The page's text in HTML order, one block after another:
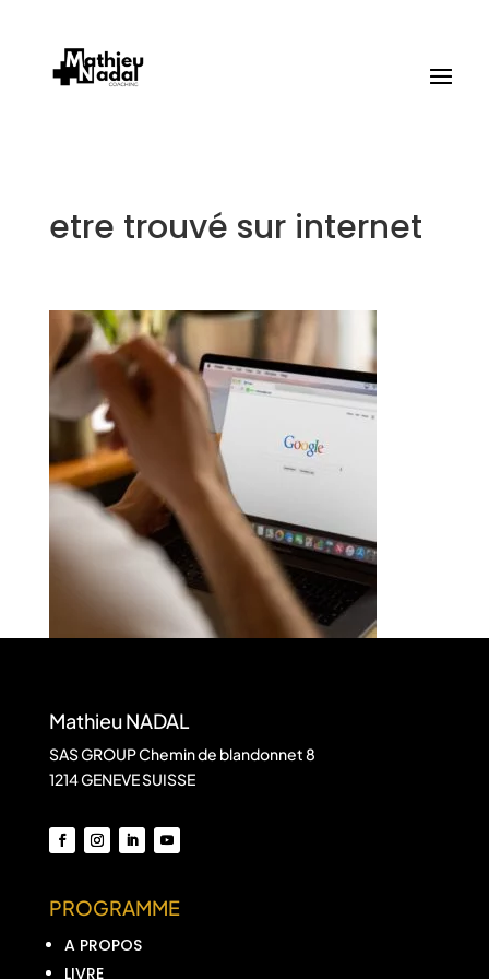
etre trouvé sur internet
Mathieu NADAL
SAS GROUP Chemin de blandonnet 8
1214 GENEVE SUISSE
PROGRAMME
A PROPOS
LIVRE